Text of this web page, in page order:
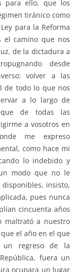
para ello, que los
tiránico como
para la Reforma
el camino que nos
de la dictadura a
desde
volver a las
de todo lo que nos
a lo largo de
de todas las
a vosotros en
me expreso
como hace mi
lo indebido y
modo que no le
insisto,
pues nunca
cincuenta años
maltrató a nuestro
el año en el que
un regreso de la
fuera un
ocupara un lugar